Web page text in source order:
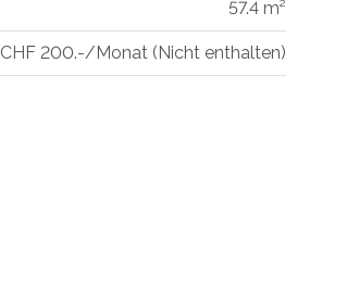
57.4 m²
CHF 200.-/Monat (Nicht enthalten)